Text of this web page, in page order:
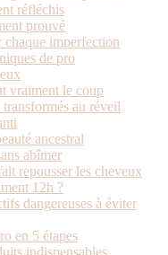
réfléchis
prouvé
imperfection
de pro
vraiment le coup
au réveil
ancestral
abîmer
repousser les cheveux
12h ?
dangereuses à éviter
en 5 étapes
indispensables